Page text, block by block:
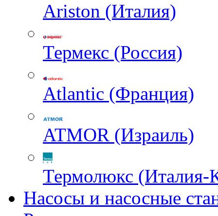
Ariston (Италия)
Термекс (Россия)
Atlantic (Франция)
ATMOR (Израиль)
Термолюкс (Италия-
Насосы и насосные